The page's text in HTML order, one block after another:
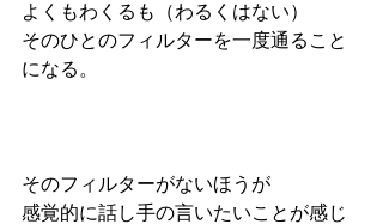
よくもわくるも（わるくはない）
そのひとのフィルターを一度通ること
になる。
そのフィルターがないほうが
感覚的に話し手の言いたいことが感じ